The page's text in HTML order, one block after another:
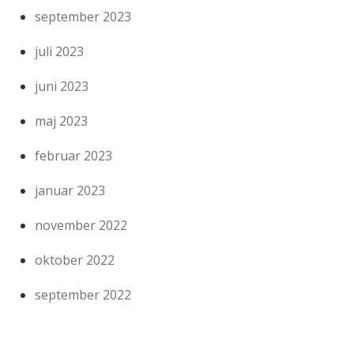
september 2023
juli 2023
juni 2023
maj 2023
februar 2023
januar 2023
november 2022
oktober 2022
september 2022